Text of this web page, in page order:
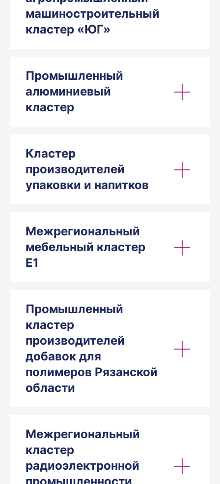
машиностроительный
кластер «ЮГ»
Промышленный
алюминиевый
кластер
Кластер
производителей
упаковки и напитков
Межрегиональный
мебельный кластер
Е1
Промышленный
кластер
производителей
добавок для
полимеров Рязанской
области
Межрегиональный
кластер
радиоэлектронной